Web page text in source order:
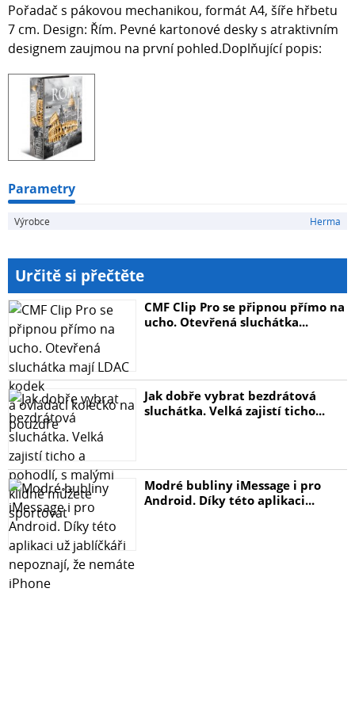
Pořadač s pákovou mechanikou, formát A4, šíře hřbetu
7 cm. Design: Řím. Pevné kartonové desky s atraktivním
designem zaujmou na první pohled.Doplňující popis:
Parametry
Výrobce Herma
Určitě si přečtěte
CMF Clip Pro se připnou přímo na
ucho. Otevřená sluchátka...
Jak dobře vybrat bezdrátová
sluchátka. Velká zajistí ticho...
Modré bubliny iMessage i pro
Android. Díky této aplikaci...